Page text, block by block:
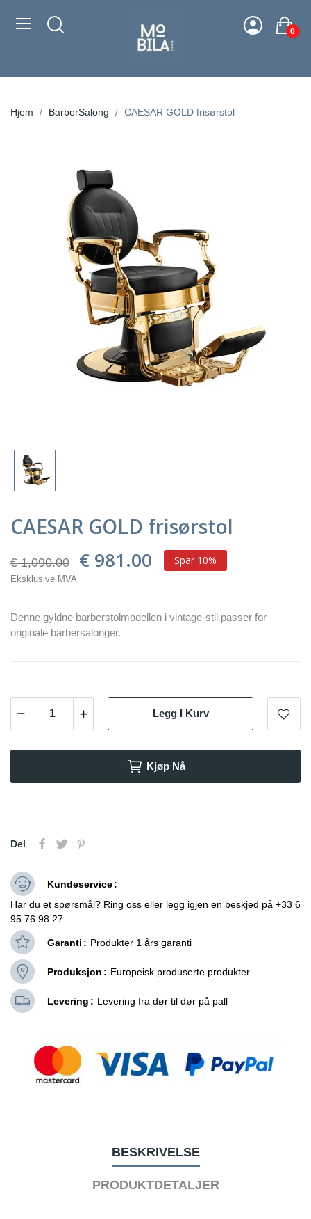
0
Hjem BarberSalong CAESAR GOLD frisørstol
CAESAR GOLD frisørstol
€ 1,090.00 € 981.00 Spar 10%
Eksklusive MVA
Denne gyldne barberstolmodellen i vintage-stil passer for
originale barbersalonger.
Legg I Kurv
Kjøp Nå
Del
Kundeservice
Har du et spørsmål? Ring oss eller legg igjen en beskjed på +33 6
95 76 98 27
Garanti Produkter 1 års garanti
Produksjon Europeisk produserte produkter
Levering Levering fra dør til dør på pall
BESKRIVELSE
PRODUKTDETALJER